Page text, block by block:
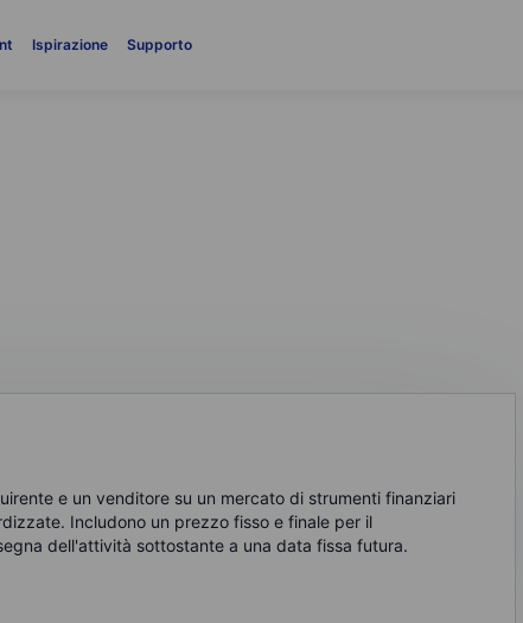
Ispirazione Supporto
e un venditore su un mercato di strumenti finanziari
Includono un prezzo fisso e finale per il
dell'attività sottostante a una data fissa futura.